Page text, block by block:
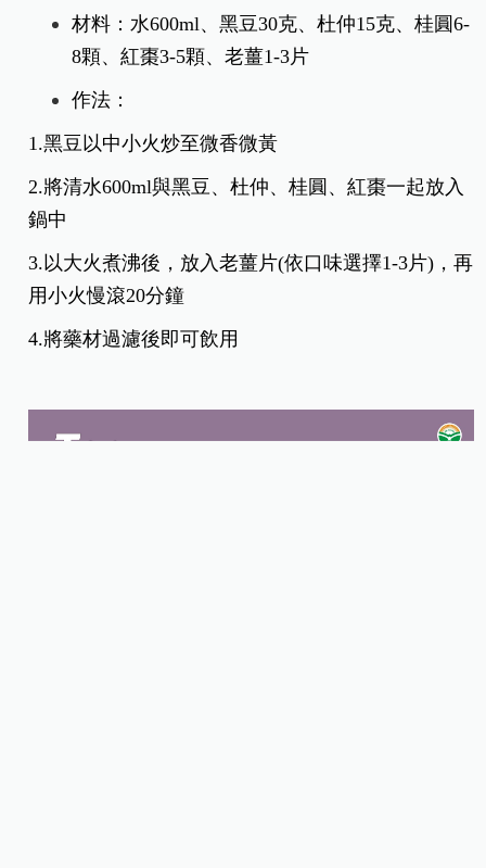
材料：水600ml、黑豆30克、杜仲15克、桂圓6-
8顆、紅棗3-5顆、老薑1-3片
作法：
1.黑豆以中小火炒至微香微黃
2.將清水600ml與黑豆、杜仲、桂圓、紅棗一起放入
鍋中
3.以大火煮沸後，放入老薑片(依口味選擇1-3片)，再
用小火慢滾20分鐘
4.將藥材過濾後即可飲用